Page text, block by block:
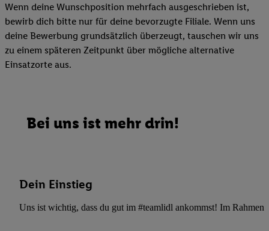
Wenn deine Wunschposition mehrfach ausgeschrieben ist,
bewirb dich bitte nur für deine bevorzugte Filiale. Wenn uns
deine Bewerbung grundsätzlich überzeugt, tauschen wir uns
zu einem späteren Zeitpunkt über mögliche alternative
Einsatzorte aus.
Bei uns ist mehr drin!
Dein Einstieg
Uns ist wichtig, dass du gut im #teamlidl ankommst! Im Rahmen